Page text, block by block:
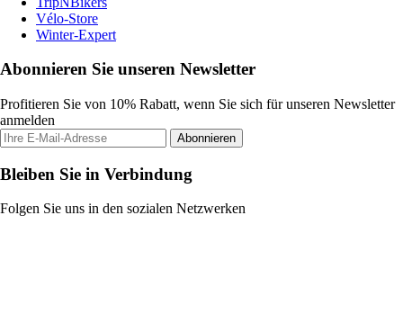
Vélo-Store
Winter-Expert
Abonnieren Sie unseren Newsletter
Profitieren Sie von 10% Rabatt, wenn Sie sich für unseren Newsletter
anmelden
Abonnieren
Bleiben Sie in Verbindung
Folgen Sie uns in den sozialen Netzwerken